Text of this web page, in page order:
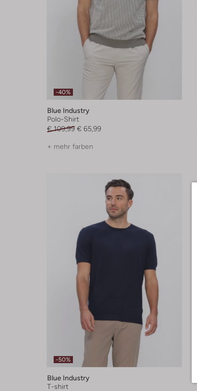
-40%
Blue Industry
Polo-Shirt
€ 109,99 € 65,99
+ mehr farben
-50%
Blue Industry
T-shirt